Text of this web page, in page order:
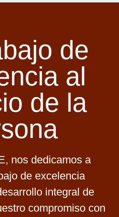
de
al
de la
nos dedicamos a
de excelencia
integral de
compromiso con